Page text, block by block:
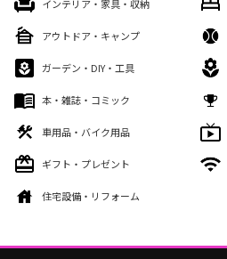
インテリア・家具・収納
アウトドア・キャンプ
ガーデン・DIY・工具
本・雑誌・コミック
車用品・バイク用品
ギフト・プレゼント
住宅設備・リフォーム